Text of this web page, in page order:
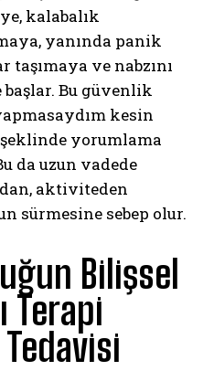
kalabalık
yanında panik
ve nabzını
Bu güvenlik
kesin
şeklinde yorumlama
da uzun vadede
aktiviteden
sürmesine sebep olur.
Bilişsel
Terapi